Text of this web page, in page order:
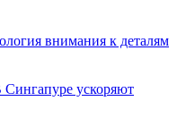
внимания к деталям
Сингапуре ускоряют